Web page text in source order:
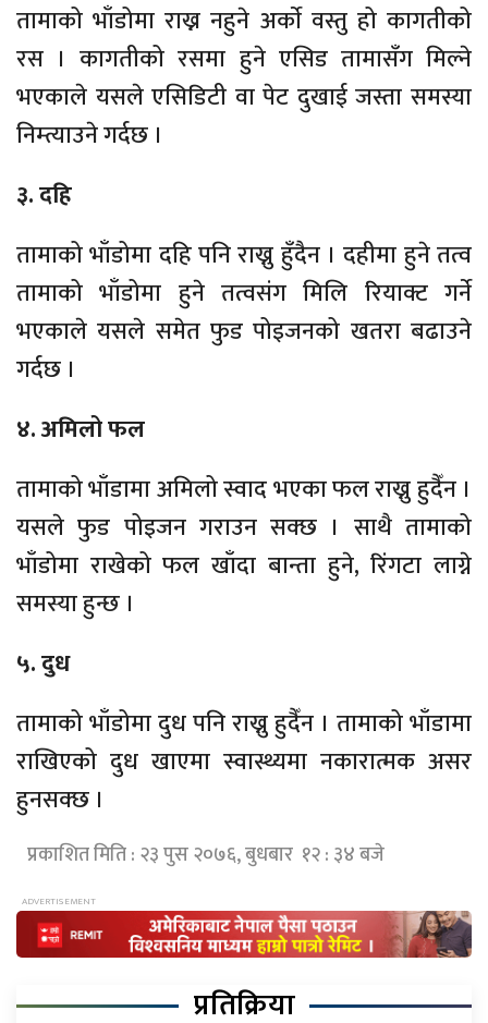
तामाको भाँडोमा राख्न नहुने अर्काे वस्तु हो कागतीको
रस । कागतीको रसमा हुने एसिड तामासँग मिल्ने
भएकाले यसले एसिडिटी वा पेट दुखाई जस्ता समस्या
निम्त्याउने गर्दछ ।
३. दहि
तामाको भाँडोमा दहि पनि राख्नु हुँदैन । दहीमा हुने तत्व
तामाको भाँडोमा हुने तत्वसंग मिलि रियाक्ट गर्ने
भएकाले यसले समेत फुड पोइजनको खतरा बढाउने
गर्दछ ।
४. अमिलो फल
तामाको भाँडामा अमिलो स्वाद भएका फल राख्नु हुदैँन ।
यसले फुड पोइजन गराउन सक्छ । साथै तामाको
भाँडोमा राखेको फल खाँदा बान्ता हुने, रिंगटा लाग्ने
समस्या हुन्छ ।
५. दुध
तामाको भाँडोमा दुध पनि राख्नु हुदैँन । तामाको भाँडामा
राखिएको दुध खाएमा स्वास्थ्यमा नकारात्मक असर
हुनसक्छ ।
प्रकाशित मिति : २३ पुस २०७६, बुधबार १२ : ३४ बजे
प्रतिक्रिया